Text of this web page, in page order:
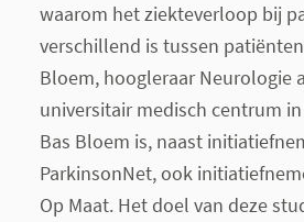
waarom het ziekteverloop bij
verschillend is tussen
Bloem, hoogleraar Neurologie
universitair medisch centrum
Bas Bloem is, naast
ParkinsonNet, ook
Op Maat. Het doel van deze